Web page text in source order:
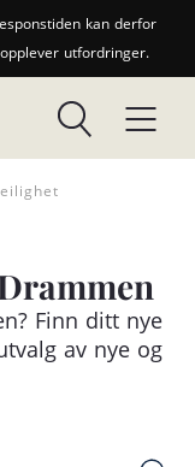
kan derfor
utfordringer.
Finn ditt nye
av nye og